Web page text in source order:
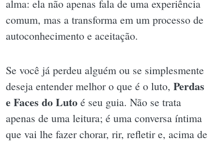
alma: ela não apenas fala de uma experiência
comum, mas a transforma em um processo de
autoconhecimento e aceitação.
Se você já perdeu alguém ou se simplesmente
deseja entender melhor o que é o luto, Perdas
e Faces do Luto é seu guia. Não se trata
apenas de uma leitura; é uma conversa íntima
que vai lhe fazer chorar, rir, refletir e, acima de